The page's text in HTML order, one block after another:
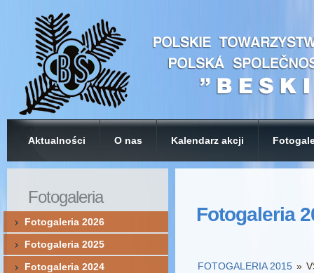
Aktualności O nas Kalendarz akcji
Fotogaleria
FOTOGALERIA 2015 »
Fotogaleria
Fotogaleria 2026
Fotogaleria 2025
Fotogaleria 2024